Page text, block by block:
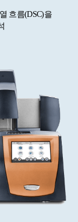
흐름(DSC)을